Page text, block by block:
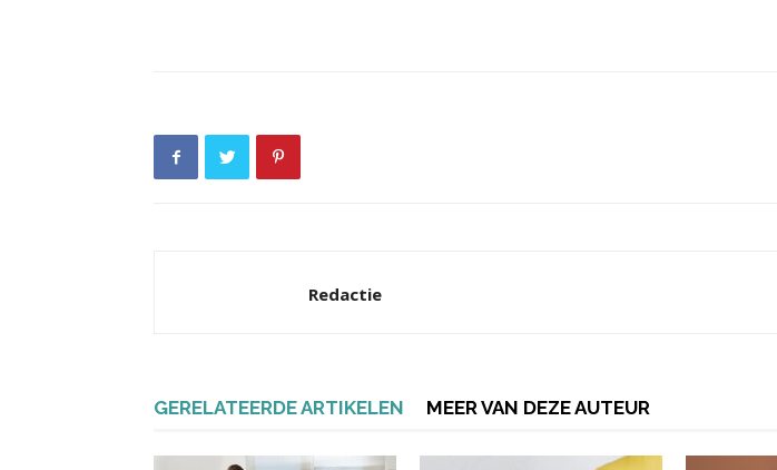
Redactie
GERELATEERDE ARTIKELEN MEER VAN DEZE AUTEUR